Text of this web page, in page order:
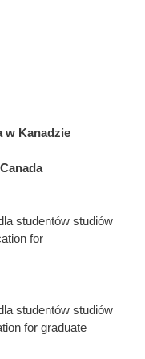
w Kanadzie
studentów studiów
for
studentów studiów
for graduate